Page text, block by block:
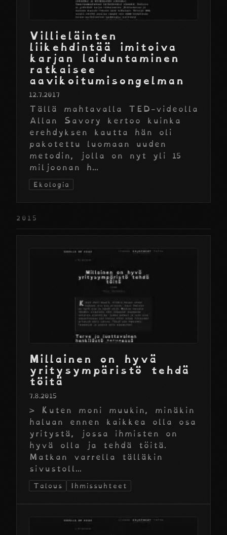
Villieläinten
liikehdintää imitoiva
karjan laiduntaminen
ratkaisee
aavikoitumisongelman
12.7.2017
Tällä mahtavalla TED-videolla
Allan Savory kertoo kuinka
erehdyksen kautta hän oli
pakotettu luomaan uuden
metodin, jolla on nyt yli 15
miljoonan h...
Ekologia
2015
Millainen on hyvä
yritysympäristö tehdä
töitä
7.8.2015
> Kuten moni muukin, minäkin
haluan ennen kaikkea olla osa
yritystä, jossa ihmisten on
hyvä olla ja tehdä töitä.
Matkan varrella tälläkin
sivustoll...
Talous Ihmissuhteet